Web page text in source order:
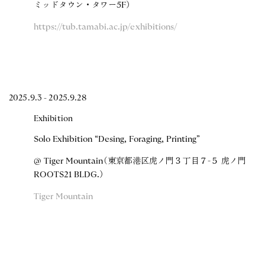
ミッドタウン・タワー5F）
https://tub.tamabi.ac.jp/exhibitions/
2025.9.3 - 2025.9.28
Exhibition
Solo Exhibition “Desing, Foraging, Printing”
@ Tiger Mountain（東京都港区虎ノ門３丁目７-５ 虎ノ門
ROOTS21 BLDG.）
Tiger Mountain